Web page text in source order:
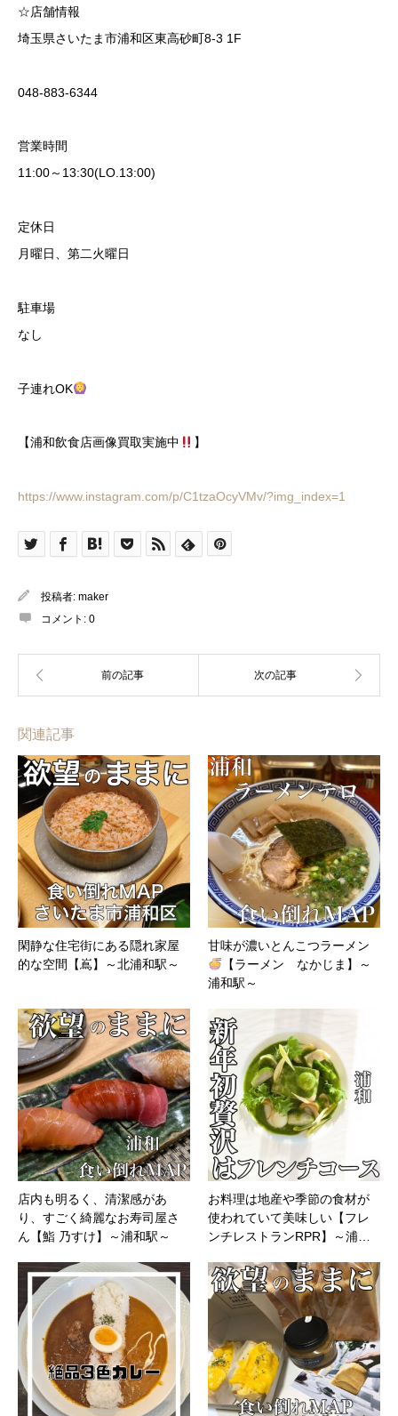
☆店舗情報
埼玉県さいたま市浦和区東高砂町8-3 1F
048-883-6344
営業時間
11:00～13:30(LO.13:00)
定休日
月曜日、第二火曜日
駐車場
なし
子連れOK
【浦和飲食店画像買取実施中 】
https://www.instagram.com/p/C1tzaOcyVMv/?img_index=1
投稿者: maker
コメント: 0
関連記事
閑静な住宅街にある隠れ家屋
的な空間【嶌】～北浦和駅～
甘味が濃いとんこつラーメン
【ラーメン なかじま】～
浦和駅～
店内も明るく、清潔感があ
り、すごく綺麗なお寿司屋さ
ん【鮨 乃すけ】～浦和駅～
お料理は地産や季節の食材が
使われていて美味しい【フレ
ンチレストランRPR】～浦…